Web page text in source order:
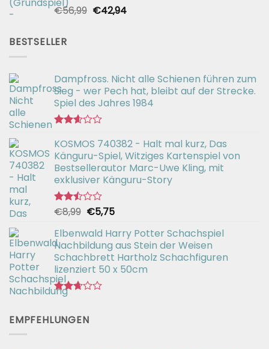
Bewertet
von 5
€56,99 Ursprünglicher
€42,94Aktueller
BESTSELLER
Dampfross. Nicht alle Schienen führen zum
Sieg - wer Pech hat, bleibt auf der Strecke.
Spiel des Jahres 1984
mit
2.57
von 5
KOSMOS 740382 - Halt mal kurz, Das
Känguru-Spiel, Witziges Kartenspiel von
Bestsellerautor Marc-Uwe Kling, mit
exklusiver Känguru-Story
Bewertet
2.50
von 5
€8,99 Ursprünglicher
war:
€8,99
€5,75Aktueller
ist:
€5,75.
Elbenwald Harry Potter Schachspiel
Nachbildung aus Stein der Weisen
Schachbrett Hartholz Schachfiguren
lizenziert 50 x 50cm
Bewertet
2.66
EMPFEHLUNGEN